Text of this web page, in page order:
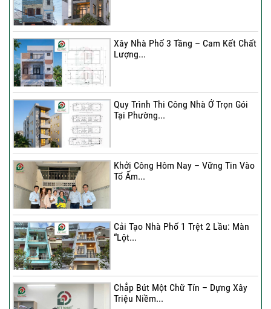
Xây Nhà Phố 3 Tầng – Cam Kết Chất
Lượng...
Quy Trình Thi Công Nhà Ở Trọn Gói
Tại Phường...
Khởi Công Hôm Nay – Vững Tin Vào
Tổ Ấm...
Cải Tạo Nhà Phố 1 Trệt 2 Lầu: Màn
“Lột...
Chắp Bút Một Chữ Tín – Dựng Xây
Triệu Niềm...